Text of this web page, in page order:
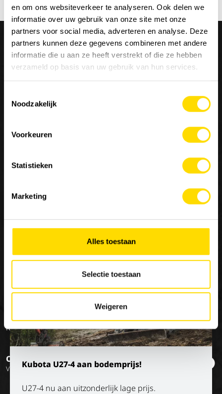
en om ons websiteverkeer te analyseren. Ook delen we
informatie over uw gebruik van onze site met onze
partners voor social media, adverteren en analyse. Deze
partners kunnen deze gegevens combineren met andere
informatie die u aan ze heeft verstrekt of die ze hebben
verzameld op basis van uw gebruik van hun services.
Noodzakelijk
Voorkeuren
Statistieken
Marketing
Alles toestaan
Selectie toestaan
Weigeren
Kubota U27-4 aan bodemprijs!
U27-4 nu aan uitzonderlijk lage prijs.
distributie en service van machines voor de burgerlijke
bouwkunde, goederenbehandeling en landbouw. Luyckx
in de sector van constructies voor speciale toepassingen.
Contacteer ons
MACHINERY
Special Applications
LX Used Equipment
New old stock
JOBS 10
Werken bij Luyckx
Stage/vakantiejob
OVER ONS
Onze missie
Op de hoogte blijven?
Volg onze socials